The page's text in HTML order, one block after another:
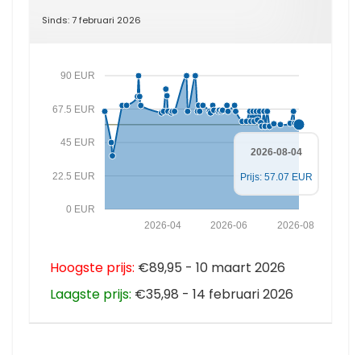
Sinds: 7 februari 2026
0 EUR
22.5 EUR
45 EUR
67.5 EUR
90 EUR
2026-08
2026-06
2026-04
2026-08-04
Prijs: 57.07 EUR
Hoogste prijs: €89,95 - 10 maart 2026
Laagste prijs: €35,98 - 14 februari 2026